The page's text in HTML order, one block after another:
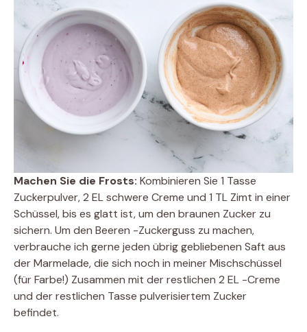
Machen Sie die Frosts: Kombinieren Sie 1 Tasse
Zuckerpulver, 2 EL schwere Creme und 1 TL Zimt in einer
Schüssel, bis es glatt ist, um den braunen Zucker zu
sichern. Um den Beeren -Zuckerguss zu machen,
verbrauche ich gerne jeden übrig gebliebenen Saft aus
der Marmelade, die sich noch in meiner Mischschüssel
(für Farbe!) Zusammen mit der restlichen 2 EL -Creme
und der restlichen Tasse pulverisiertem Zucker
befindet.